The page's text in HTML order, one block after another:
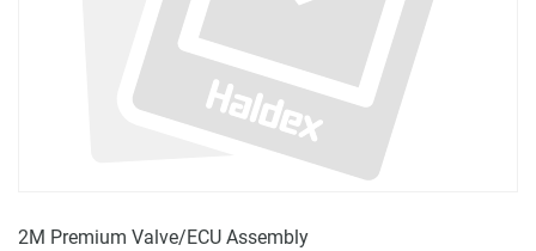
2M Premium Valve/ECU Assembly